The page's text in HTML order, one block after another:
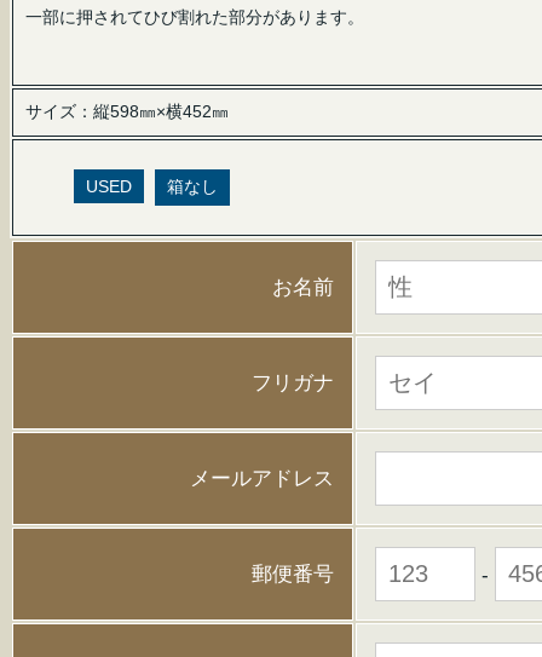
一部に押されてひび割れた部分があります。
サイズ：縦598㎜×横452㎜
USED 箱なし
お名前
フリガナ
メールアドレス
郵便番号 -